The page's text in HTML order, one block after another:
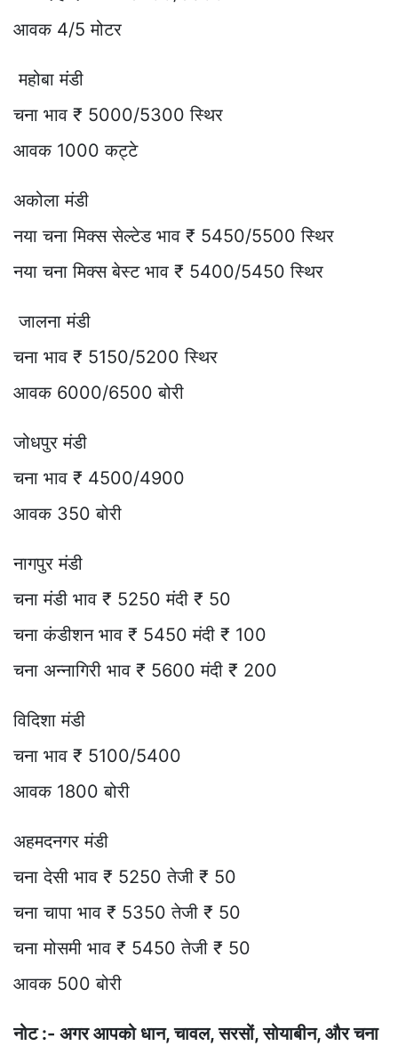
आवक 4/5 मोटर
महोबा मंडी
चना भाव ₹ 5000/5300 स्थिर
आवक 1000 कट्टे
अकोला मंडी
नया चना मिक्स सेल्टेड भाव ₹ 5450/5500 स्थिर
नया चना मिक्स बेस्ट भाव ₹ 5400/5450 स्थिर
जालना मंडी
चना भाव ₹ 5150/5200 स्थिर
आवक 6000/6500 बोरी
जोधपुर मंडी
चना भाव ₹ 4500/4900
आवक 350 बोरी
नागपुर मंडी
चना मंडी भाव ₹ 5250 मंदी ₹ 50
चना कंडीशन भाव ₹ 5450 मंदी ₹ 100
चना अन्नागिरी भाव ₹ 5600 मंदी ₹ 200
विदिशा मंडी
चना भाव ₹ 5100/5400
आवक 1800 बोरी
अहमदनगर मंडी
चना देसी भाव ₹ 5250 तेजी ₹ 50
चना चापा भाव ₹ 5350 तेजी ₹ 50
चना मोसमी भाव ₹ 5450 तेजी ₹ 50
आवक 500 बोरी
नोट :- अगर आपको धान, चावल, सरसों, सोयाबीन, और चना